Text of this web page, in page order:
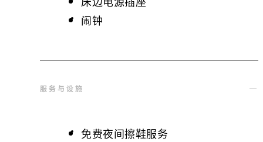
闹钟
服务与设施
免费夜间擦鞋服务